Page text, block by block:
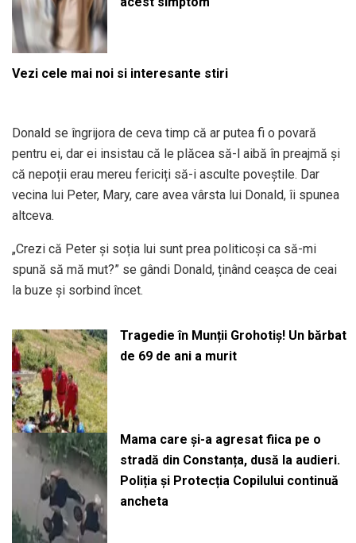
Vezi cele mai noi si interesante stiri
Donald se îngrijora de ceva timp că ar putea fi o povară
pentru ei, dar ei insistau că le plăcea să-l aibă în preajmă și
că nepoții erau mereu fericiți să-i asculte poveștile. Dar
vecina lui Peter, Mary, care avea vârsta lui Donald, îi spunea
altceva.
„Crezi că Peter și soția lui sunt prea politicoși ca să-mi
spună să mă mut?” se gândi Donald, ținând ceașca de ceai
la buze și sorbind încet.
Tragedie în Munții Grohotiș! Un bărbat
de 69 de ani a murit
Mama care și-a agresat fiica pe o
stradă din Constanța, dusă la audieri.
Poliția și Protecția Copilului continuă
ancheta